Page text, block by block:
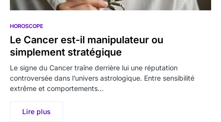
HOROSCOPE
Le Cancer est-il manipulateur ou
simplement stratégique
Le signe du Cancer traîne derrière lui une réputation
controversée dans l’univers astrologique. Entre sensibilité
extrême et comportements…
Lire plus